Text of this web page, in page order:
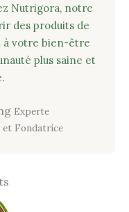
Nutrigora, notre
des produits de
à votre bien-être
plus saine et
Experte
et Fondatrice